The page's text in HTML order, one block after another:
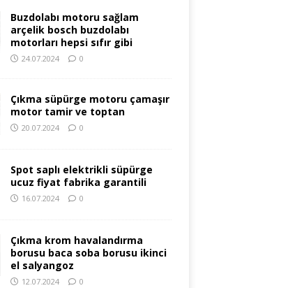
Buzdolabı motoru sağlam
arçelik bosch buzdolabı
motorları hepsi sıfır gibi
24.07.2024 0
Çıkma süpürge motoru çamaşır
motor tamir ve toptan
20.07.2024 0
Spot saplı elektrikli süpürge
ucuz fiyat fabrika garantili
16.07.2024 0
Çıkma krom havalandırma
borusu baca soba borusu ikinci
el salyangoz
12.07.2024 0